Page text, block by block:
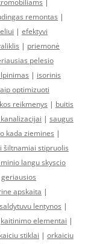
|
remontas |
| efektyvi
| priemonė
pelesio
| isorinis
optimizuoti
reikmenys | buitis
| saugus
kada ziemines |
šiltnamiai stipruolis
langu skyscio
geriausios
apskaita |
saldytuvu lentynos |
kaitinimo elementai |
stiklai | orkaiciu